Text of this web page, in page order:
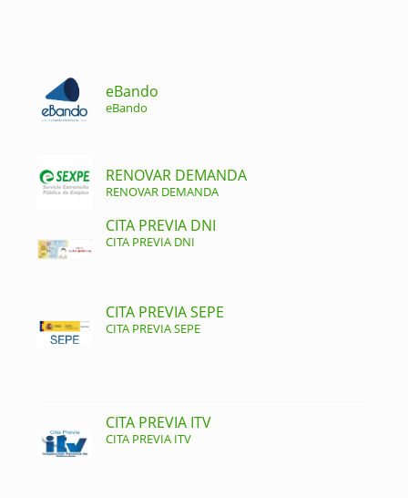
eBando
eBando
RENOVAR DEMANDA
RENOVAR DEMANDA
CITA PREVIA DNI
CITA PREVIA DNI
CITA PREVIA SEPE
CITA PREVIA SEPE
CITA PREVIA ITV
CITA PREVIA ITV